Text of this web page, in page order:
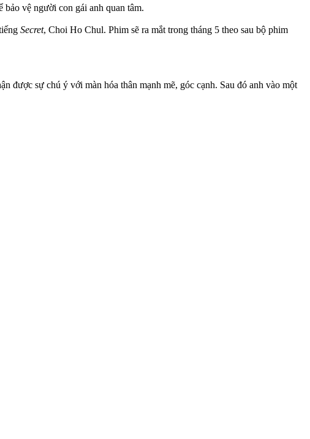
bảo vệ người con gái anh quan tâm.
Secret, Choi Ho Chul. Phim sẽ ra mắt trong tháng 5 theo sau bộ phim
được sự chú ý với màn hóa thân mạnh mẽ, góc cạnh. Sau đó anh vào một